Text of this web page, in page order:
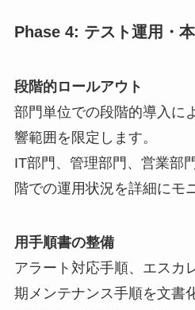
Phase 4: テスト運用・
段階的ロールアウト
部門単位での段階的導入に
響範囲を限定します。
IT部門、管理部門、営業部
階での運用状況を詳細にモ
用手順書の整備
アラート対応手順、エスカ
期メンテナンス手順を文書